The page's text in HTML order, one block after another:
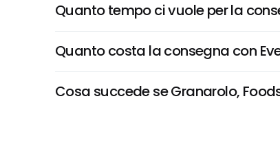
Quanto tempo ci vuole per la
Quanto costa la consegna con
Cosa succede se Granarolo,